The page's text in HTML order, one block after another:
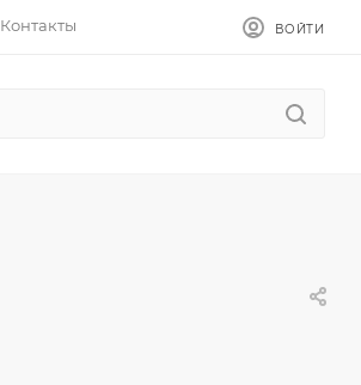
Контакты ВОЙТИ